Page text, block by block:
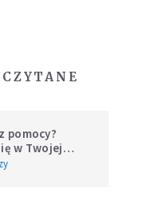
pomocy?
w Twojej